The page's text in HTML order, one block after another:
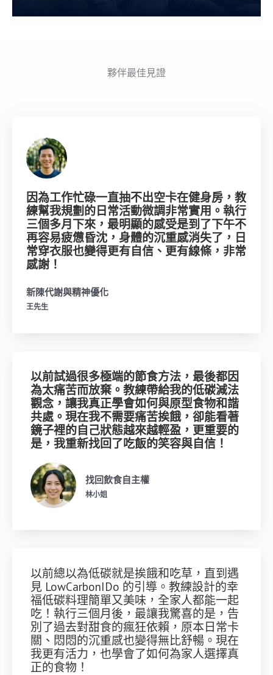
夥伴最佳見證
因為工作忙碌一直抽不出空卡在健身房，教
練幫我規劃的日常活動微調非常實用。執行
三個多月下來，最明顯的感受是到了下午不
再容易疲憊昏沈，身體的沉重感消失了，日
常穿衣服也變得更有自信、更有線條，非常
感謝！
新陳代謝與精神優化
王先生
以前試過很多極端的節食方法，最後都因
為太痛苦而放棄。教練帶給我的低碳減法
觀念，讓我真正學會如何與原型食物和諧
共處。現在我不需要痛苦挨餓，卻能看著
鏡子裡的自己狀態越來越輕盈，更重要的
是，我重新找回了吃飯的笑容與自信！
找回飲食自主權​
林小姐
以前總以為低碳就是挨餓和吃草，直到遇
見 LowCarbonIDo 的引導。教練設計的幸
福低碳料理簡單又美味，全家人都能一起
吃！執行三個月後，最讓我驚喜的是，告
別了過去對甜食的瘋狂依賴，原本日常卡
關、悶悶的沉重感也變得無比舒暢。現在
我更有活力，也學會了如何為家人選擇真
正的食物！